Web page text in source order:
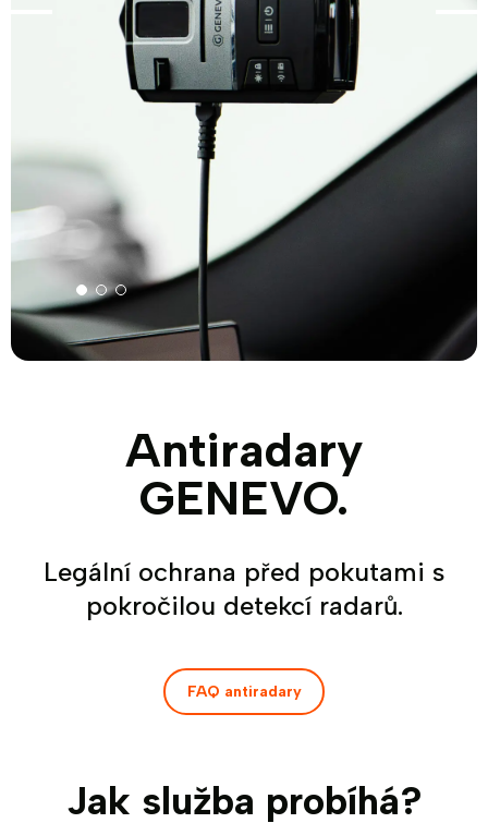
Antiradary
GENEVO.
Legální ochrana před pokutami s
pokročilou detekcí radarů.
FAQ antiradary
Jak služba probíhá?